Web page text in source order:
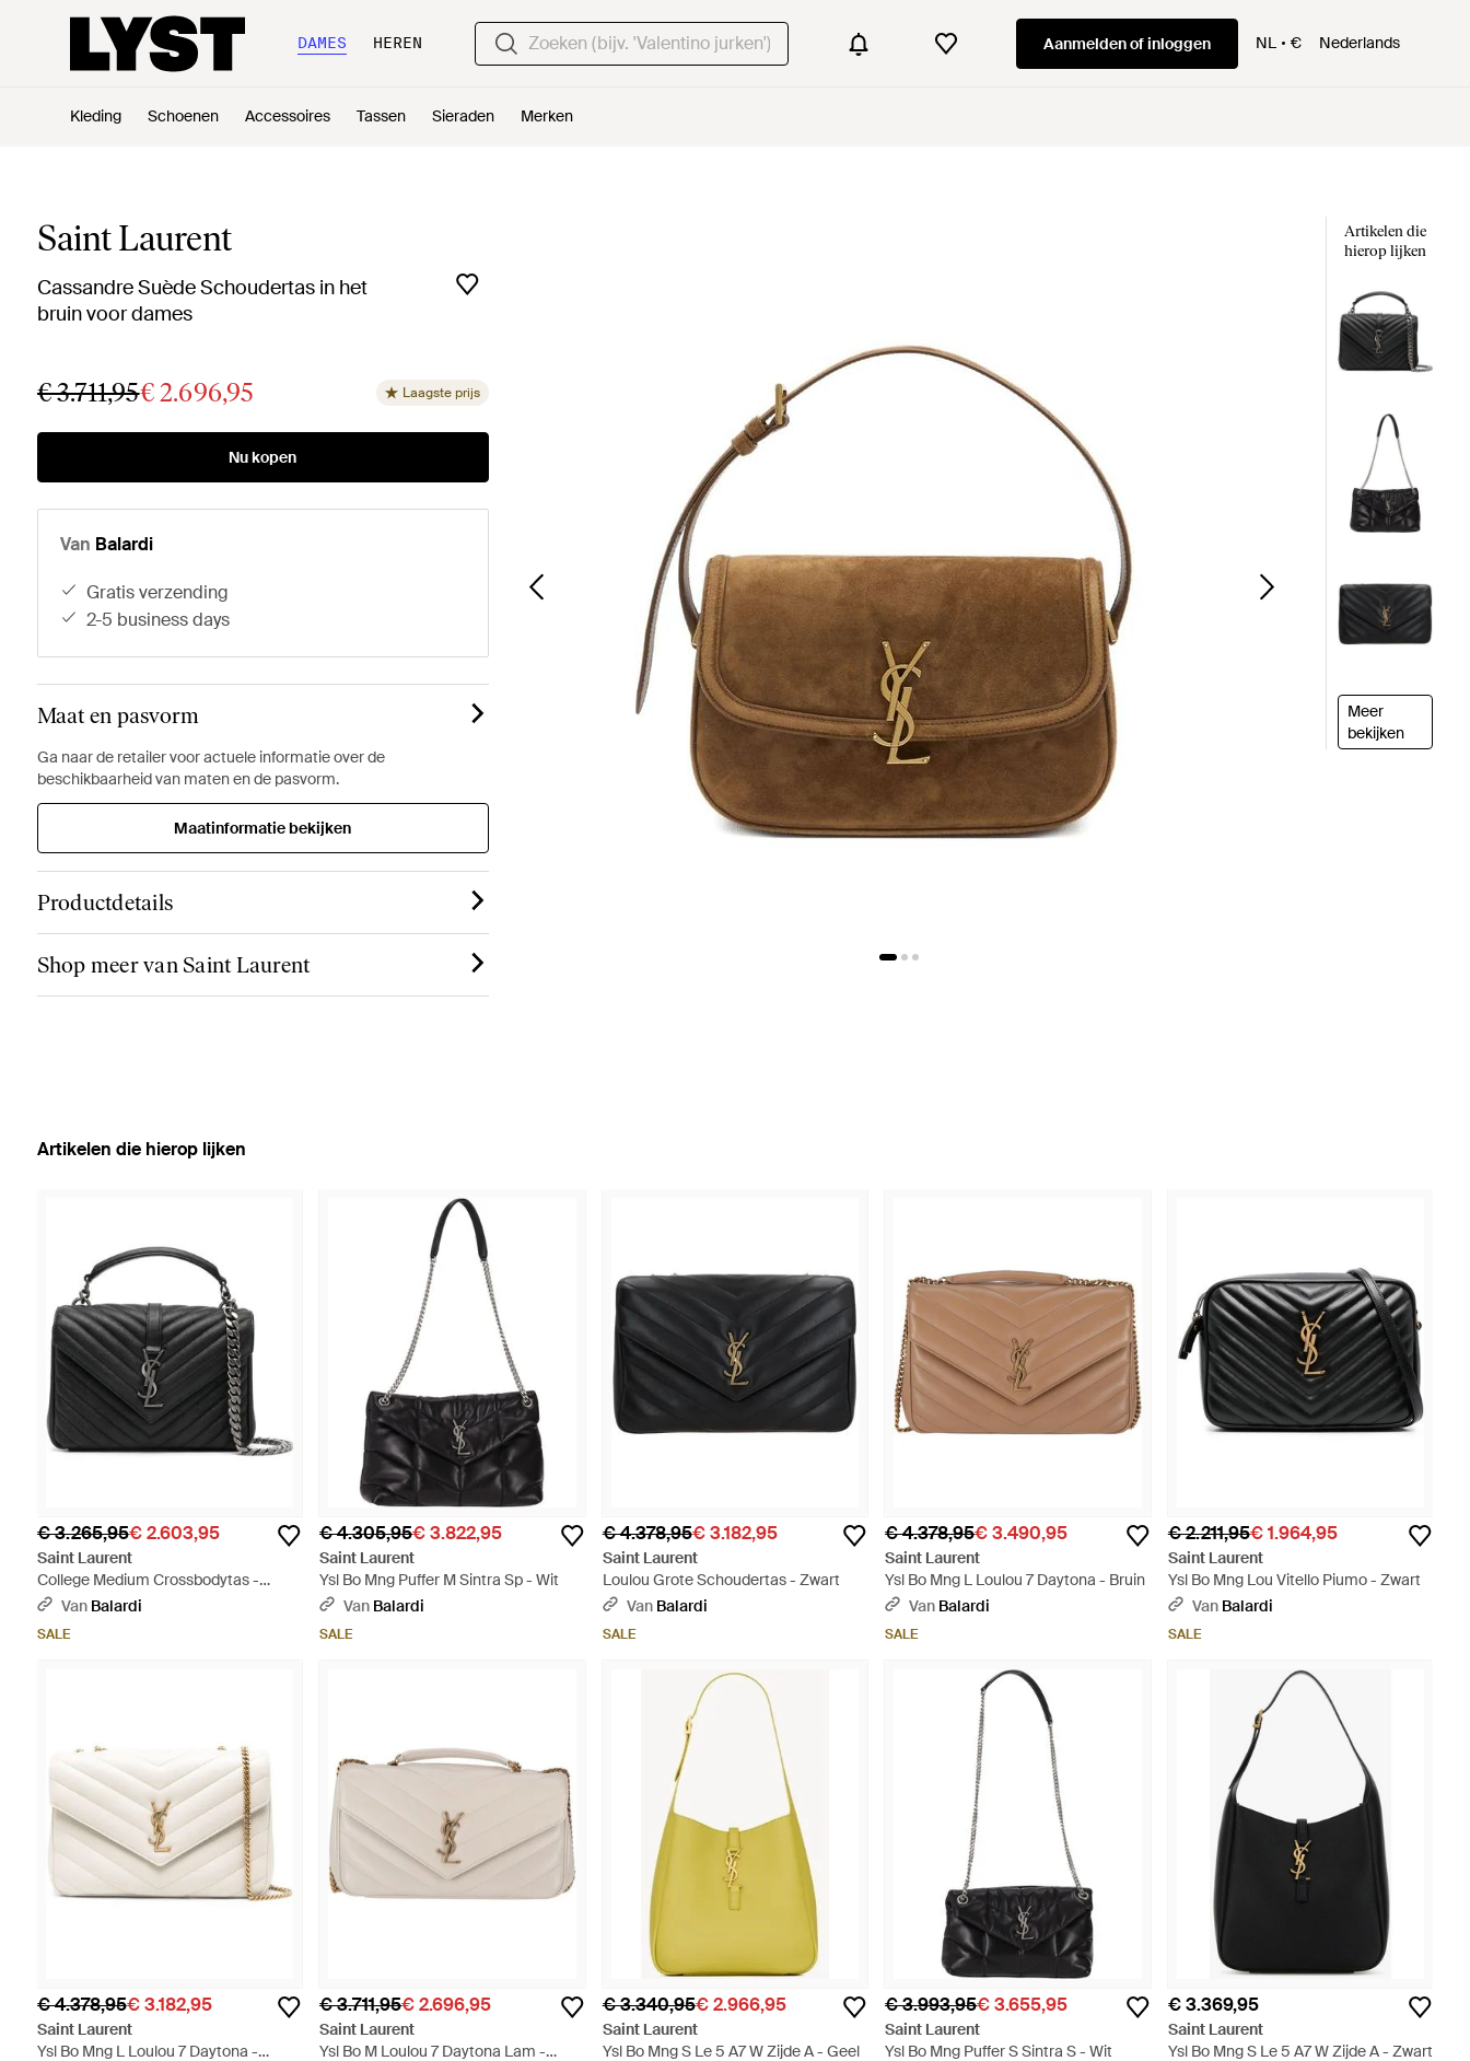
DAMES HEREN Aanmelden of inloggen NL € Nederlands
Kleding Schoenen Accessoires Tassen Sieraden Merken
Saint Laurent
Cassandre Suède Schoudertas in het
bruin voor dames
€ 3.711,95€ 2.696,95 Laagste prijs
Nu kopen
Van Balardi
gratis verzending
2-5 business days
Maat en pasvorm
Ga naar de retailer voor actuele informatie over de
beschikbaarheid van maten en de pasvorm.
Maatinformatie bekijken
Productdetails
Shop meer van Saint Laurent
Artikelen die
hierop lijken
Meer
bekijken
Artikelen die hierop lijken
€ 3.265,95€ 2.603,95
Saint Laurent
College Medium Crossbodytas -
Zwart
Van Balardi
SALE
€ 4.305,95€ 3.822,95
Saint Laurent
Ysl Bo Mng Puffer M Sintra Sp - Wit
Van Balardi
SALE
€ 4.378,95€ 3.182,95
Saint Laurent
Loulou Grote Schoudertas - Zwart
Van Balardi
SALE
€ 4.378,95€ 3.490,95
Saint Laurent
Ysl Bo Mng L Loulou 7 Daytona - Bruin
Van Balardi
SALE
€ 2.211,95€ 1.964,95
Saint Laurent
Ysl Bo Mng Lou Vitello Piumo - Zwart
Van Balardi
SALE
€ 4.378,95€ 3.182,95
Saint Laurent
Ysl Bo Mng L Loulou 7 Daytona -
€ 3.711,95€ 2.696,95
Saint Laurent
Ysl Bo M Loulou 7 Daytona Lam -
€ 3.340,95€ 2.966,95
Saint Laurent
Ysl Bo Mng S Le 5 A7 W Zijde A - Geel
€ 3.993,95€ 3.655,95
Saint Laurent
Ysl Bo Mng Puffer S Sintra S - Wit
€ 3.369,95
Saint Laurent
Ysl Bo Mng S Le 5 A7 W Zijde A - Zwart